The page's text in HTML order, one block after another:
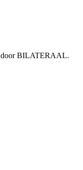
door BILATERAAL.